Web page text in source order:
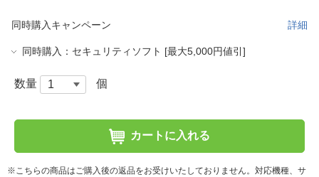
同時購入キャンペーン 詳細
同時購入：セキュリティソフト [最大5,000円値引]
数量 個
カートに入れる
※こちらの商品はご購入後の返品をお受けいたしておりません。対応機種、サ